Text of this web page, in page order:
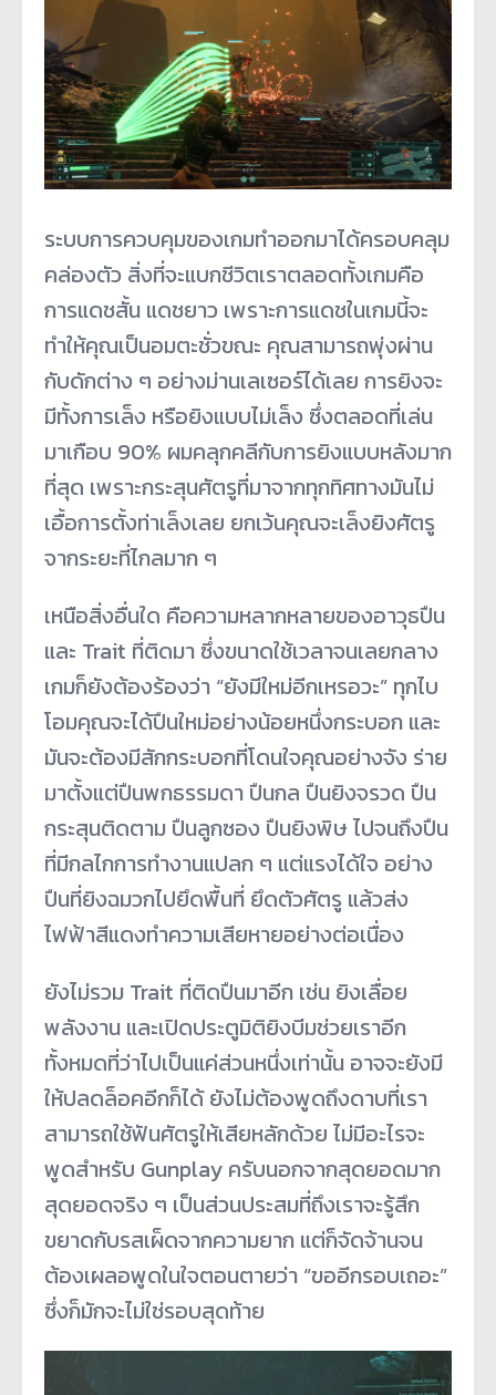
ระบบการควบคุมของเกมทำออกมาได้ครอบคลุม
คล่องตัว สิ่งที่จะแบกชีวิตเราตลอดทั้งเกมคือ
การแดชสั้น แดชยาว เพราะการแดชในเกมนี้จะ
ทำให้คุณเป็นอมตะชั่วขณะ คุณสามารถพุ่งผ่าน
กับดักต่าง ๆ อย่างม่านเลเซอร์ได้เลย การยิงจะ
มีทั้งการเล็ง หรือยิงแบบไม่เล็ง ซึ่งตลอดที่เล่น
มาเกือบ 90% ผมคลุกคลีกับการยิงแบบหลังมาก
ที่สุด เพราะกระสุนศัตรูที่มาจากทุกทิศทางมันไม่
เอื้อการตั้งท่าเล็งเลย ยกเว้นคุณจะเล็งยิงศัตรู
จากระยะที่ไกลมาก ๆ
เหนือสิ่งอื่นใด คือความหลากหลายของอาวุธปืน
และ Trait ที่ติดมา ซึ่งขนาดใช้เวลาจนเลยกลาง
เกมก็ยังต้องร้องว่า “ยังมีใหม่อีกเหรอวะ” ทุกไบ
โอมคุณจะได้ปืนใหม่อย่างน้อยหนึ่งกระบอก และ
มันจะต้องมีสักกระบอกที่โดนใจคุณอย่างจัง ร่าย
มาตั้งแต่ปืนพกธรรมดา ปืนกล ปืนยิงจรวด ปืน
กระสุนติดตาม ปืนลูกซอง ปืนยิงพิษ ไปจนถึงปืน
ที่มีกลไกการทำงานแปลก ๆ แต่แรงได้ใจ อย่าง
ปืนที่ยิงฉมวกไปยึดพื้นที่ ยึดตัวศัตรู แล้วส่ง
ไฟฟ้าสีแดงทำความเสียหายอย่างต่อเนื่อง
ยังไม่รวม Trait ที่ติดปืนมาอีก เช่น ยิงเลื่อย
พลังงาน และเปิดประตูมิติยิงบีมช่วยเราอีก
ทั้งหมดที่ว่าไปเป็นแค่ส่วนหนึ่งเท่านั้น อาจจะยังมี
ให้ปลดล็อคอีกก็ได้ ยังไม่ต้องพูดถึงดาบที่เรา
สามารถใช้ฟันศัตรูให้เสียหลักด้วย ไม่มีอะไรจะ
พูดสำหรับ Gunplay ครับนอกจากสุดยอดมาก
สุดยอดจริง ๆ เป็นส่วนประสมที่ถึงเราจะรู้สึก
ขยาดกับรสเผ็ดจากความยาก แต่ก็จัดจ้านจน
ต้องเผลอพูดในใจตอนตายว่า “ขออีกรอบเถอะ”
ซึ่งก็มักจะไม่ใช่รอบสุดท้าย